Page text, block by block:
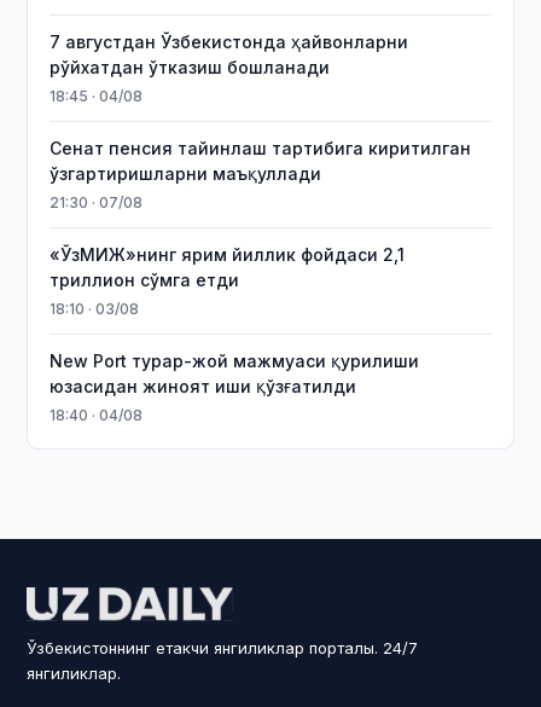
7 августдан Ўзбекистонда ҳайвонларни
рўйхатдан ўтказиш бошланади
18:45 · 04/08
Сенат пенсия тайинлаш тартибига киритилган
ўзгартиришларни маъқуллади
21:30 · 07/08
«ЎзМИЖ»нинг ярим йиллик фойдаси 2,1
триллион сўмга етди
18:10 · 03/08
New Port турар-жой мажмуаси қурилиши
юзасидан жиноят иши қўзғатилди
18:40 · 04/08
Ўзбекистоннинг етакчи янгиликлар порталы. 24/7
янгиликлар.